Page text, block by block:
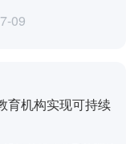
09
育机构实现可持续